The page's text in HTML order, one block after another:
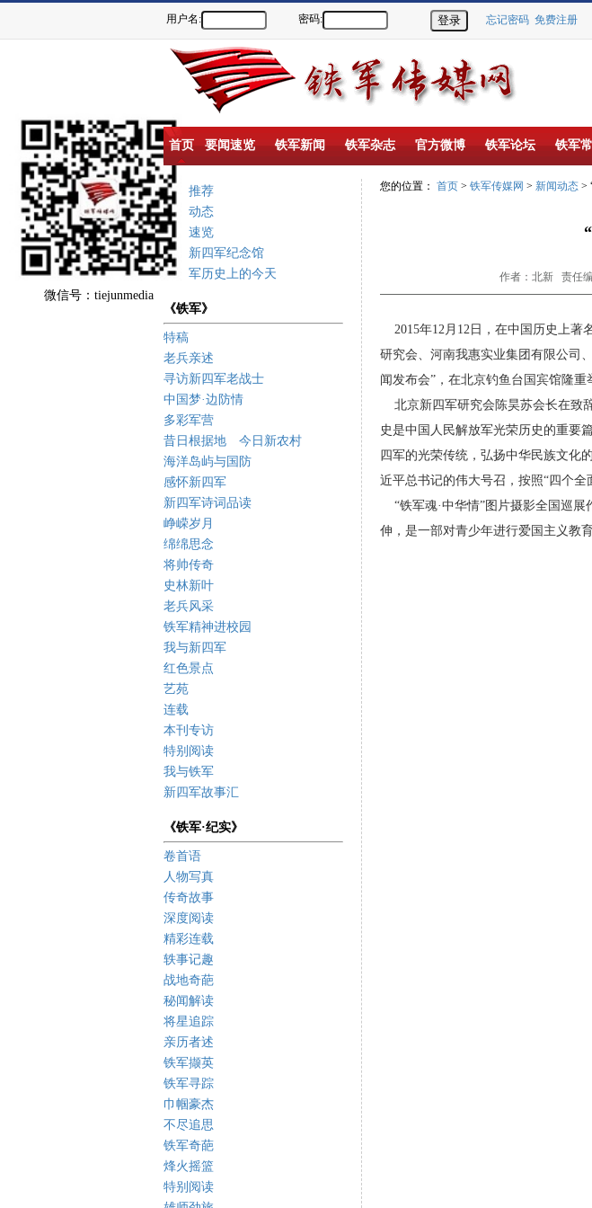
微信号：tiejunmedia
用户名: 密码: 忘记密码 免费注册
首页 要闻速览 铁军新闻 铁军杂志 官方微博 铁军论坛 铁军
重点推荐
新闻动态
要闻速览
盐城新四军纪念馆
新四军历史上的今天
《铁军》
特稿
老兵亲述
寻访新四军老战士
中国梦·边防情
多彩军营
昔日根据地 今日新农村
海洋岛屿与国防
感怀新四军
新四军诗词品读
峥嵘岁月
绵绵思念
将帅传奇
史林新叶
老兵风采
铁军精神进校园
我与新四军
红色景点
艺苑
连载
本刊专访
特别阅读
我与铁军
新四军故事汇
《铁军·纪实》
卷首语
人物写真
传奇故事
深度阅读
精彩连载
轶事记趣
战地奇葩
秘闻解读
将星追踪
亲历者述
铁军撷英
铁军寻踪
巾帼豪杰
不尽追思
铁军奇葩
烽火摇篮
特别阅读
您的位置： 首页 > 铁军传媒网 > 新闻动态 >
作者：北新 责任
2015年12月 12 日，在中国历史上著
研究会、河南我惠实业集团有限公司
闻发布会”，在北京钓鱼台国宾馆隆重
北京新四军研究会陈昊苏会长在致
史是中国人民解放军光荣历史的重要
四军的光荣传统，弘扬中华民族文化
近平总书记的伟大号召，按照“四个全
“铁军魂·中华情”图片摄影全国巡展
伸，是一部对青少年进行爱国主义教